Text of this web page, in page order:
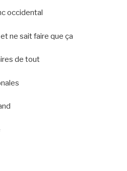
occidental
ne sait faire que ça
de tout